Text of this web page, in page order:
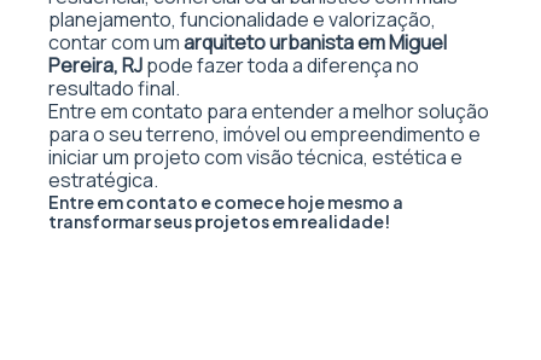
planejamento, funcionalidade e valorização,
contar com umarquiteto urbanista em Miguel
Pereira, RJpode fazer toda a diferença no
resultado final.
Entre em contato para entender a melhor solução
para o seu terreno, imóvel ou empreendimento e
iniciar um projeto com visão técnica, estética e
estratégica.
Entre em contato e comece hoje mesmo a
transformar seus projetos em realidade!